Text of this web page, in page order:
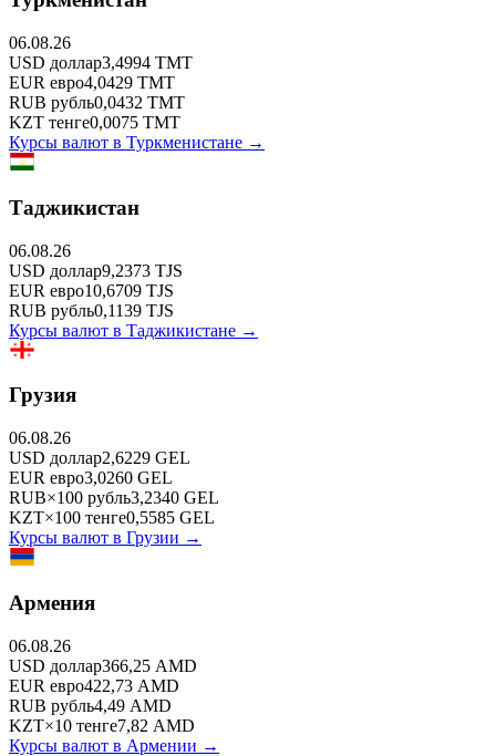
06.08.26
USD доллар3,4994 TMT
EUR евро4,0429 TMT
RUB рубль0,0432 TMT
KZT тенге0,0075 TMT
Курсы валют в Туркменистане →
Таджикистан
06.08.26
USD доллар9,2373 TJS
EUR евро10,6709 TJS
RUB рубль0,1139 TJS
Курсы валют в Таджикистане →
Грузия
06.08.26
USD доллар2,6229 GEL
EUR евро3,0260 GEL
RUB×100 рубль3,2340 GEL
KZT×100 тенге0,5585 GEL
Курсы валют в Грузии →
Армения
06.08.26
USD доллар366,25 AMD
EUR евро422,73 AMD
RUB рубль4,49 AMD
KZT×10 тенге7,82 AMD
Курсы валют в Армении →